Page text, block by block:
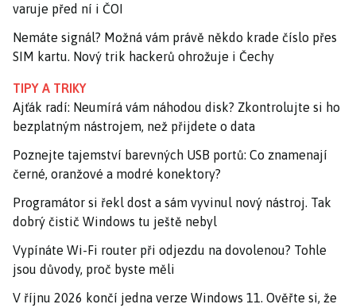
varuje před ní i ČOI
Nemáte signál? Možná vám právě někdo krade číslo přes
SIM kartu. Nový trik hackerů ohrožuje i Čechy
TIPY A TRIKY
Ajťák radí: Neumírá vám náhodou disk? Zkontrolujte si ho
bezplatným nástrojem, než přijdete o data
Poznejte tajemství barevných USB portů: Co znamenají
černé, oranžové a modré konektory?
Programátor si řekl dost a sám vyvinul nový nástroj. Tak
dobrý čistič Windows tu ještě nebyl
Vypínáte Wi-Fi router při odjezdu na dovolenou? Tohle
jsou důvody, proč byste měli
V říjnu 2026 končí jedna verze Windows 11. Ověřte si, že